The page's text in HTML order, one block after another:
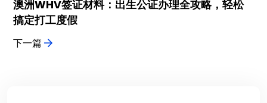
澳洲WHV签证材料：出生公证办理全攻略，轻松
搞定打工度假
下一篇